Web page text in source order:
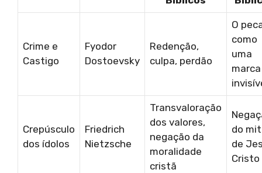
Crime e
Castigo
Fyodor
Dostoevsky
Redenção,
culpa, perdão
O
como
uma
marca
Crepúsculo
dos ídolos
Friedrich
Nietzsche
Transvaloração
dos valores,
negação da
moralidade
cristã
do
de
Cristo